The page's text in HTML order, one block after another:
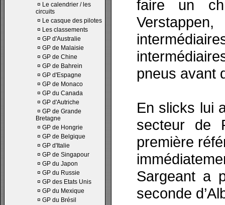
¤ Le calendrier / les
circuits
¤ Le casque des pilotes
¤ Les classements
¤ GP d'Australie
¤ GP de Malaisie
¤ GP de Chine
¤ GP de Bahrein
¤ GP d'Espagne
¤ GP de Monaco
¤ GP du Canada
¤ GP d'Autriche
¤ GP de Grande
Bretagne
¤ GP de Hongrie
¤ GP de Belgique
¤ GP d'Italie
¤ GP de Singapour
¤ GP du Japon
¤ GP du Russie
¤ GP des Etats Unis
¤ GP du Mexique
¤ GP du Brésil
faire un
pneus avant
En slicks lui
secteur de
première
Sargeant a
seconde